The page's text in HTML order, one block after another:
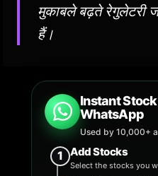
मुकाबले बढ़ते रेगुलेटरी
हैं।
Instant
WhatsApp
Used by 10,000+
1 Add Stocks
Select the stocks you